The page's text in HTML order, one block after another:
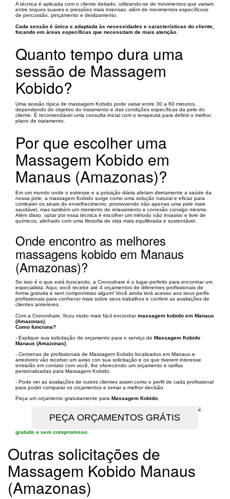
A técnica é aplicada com o cliente deitado, utilizando-se de movimentos que variam
entre toques suaves e pressões mais intensas, além de movimentos específicoss
de percussão, pinçamento e deslizamento.
Cada sessão é única e adaptada às necessidades e características do cliente,
focando em áreas específicas que necessitam de mais atenção.
Quanto tempo dura uma
sessão de Massagem
Kobido?
Uma sessão típica de massagem Kobido pode variar entre 30 a 60 minutos,
dependendo do objetivo do tratamento e das condições específicas da pele do
cliente. É recomendável uma consulta inicial com o terapeuta para definir o melhor
plano de tratamento.
Por que escolher uma
Massagem Kobido em
Manaus (Amazonas)?
Em um mundo onde o estresse e a poluição diária afetam diretamente a saúde da
nossa pele, a massagem Kobido surge como uma solução natural e eficaz para
combater os sinais do envelhecimento, promovendo não apenas uma pele mais
saudável, mas também um momento de relaxamento e conexão consigo mesmo.
Além disso, optar por essa técnica é escolher um método não invasivo e livre de
químicos, alinhado com uma filosofia de vida mais equilibrada e sustentável.
Onde encontro as melhores
massagens kobido em Manaus
(Amazonas)?
Se isso é o que está buscando, a Cronoshare é o lugar perfeito para encontrar um
especialista. Aqui, você recebe até 4 orçamentos de diferentes profissionais de
forma gratuita e sem compromisso algum! Você ainda terá acesso aos seus perfis
profissionais para conhecer mais sobre seus trabalhos e conferir as avaliações de
clientes anteriores.
Com a Cronoshare, ficou muito mais fácil encontrarmassagem kobido em Manaus
(Amazonas)
Como funciona?
- Explique sua solicitação de orçamento para o serviço de Massagem Kobido
Manaus (Amazonas)
- Centenas de profissionais de Massagem Kobido localizados em Manaus e
arredores vão receber um aviso con sua solicitação e os que tiverem interesse
entrarão em contato com você, lhe oferecendo um orçamento e tarifas
personalizadas para Massagem Kobido.
- Pode ver as avaliações de outros clientes assim como o perfil de cada profissional
para poder comparar os orçamentos e tomar a melhor decisão.
Peça um orçamento gratuitamente para Massagem Kobido
é
gratuito e sem compromisso
Outras solicitações de
Massagem Kobido Manaus
(Amazonas)